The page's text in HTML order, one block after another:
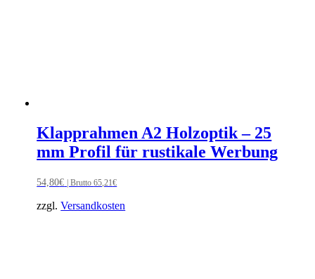
Klapprahmen A2 Holzoptik – 25
mm Profil für rustikale Werbung
54,80€ | Brutto65,21€
zzgl.Versandkosten